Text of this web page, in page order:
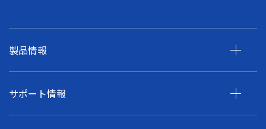
製品情報
サポート情報